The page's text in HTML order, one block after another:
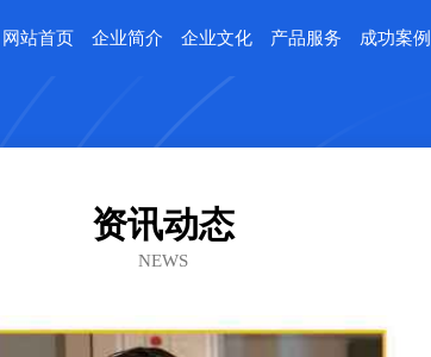
网站首页 企业简介 企业文化 产品服务 成功案例
资讯动态
NEWS